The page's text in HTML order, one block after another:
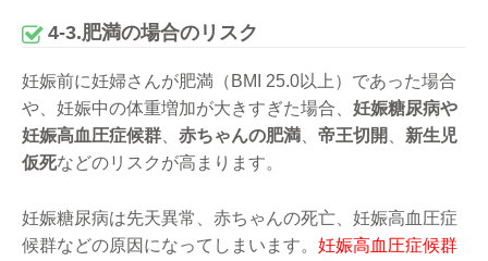
4-3.肥満の場合のリスク
妊娠前に妊婦さんが肥満（BMI 25.0以上）であった場合
や、妊娠中の体重増加が大きすぎた場合、 妊娠糖尿病や
妊娠高血圧症候群
赤ちゃんの肥満 帝王切開
新生児
仮死などのリスクが高まります。
妊娠糖尿病は先天異常、赤ちゃんの死亡、妊娠高血圧症
候群などの原因になってしまいます。 妊娠高血圧症候群